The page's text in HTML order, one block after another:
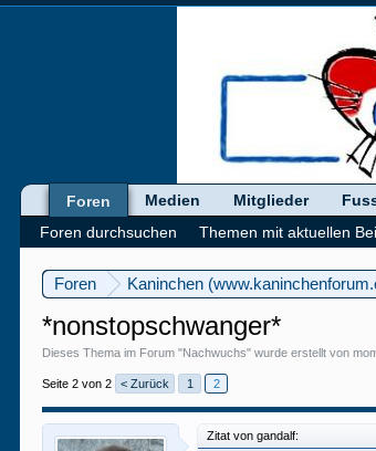
Foren Kaninchen
*nonstopschwanger*
Dieses Thema im Forum "Nachwuchs" wurde erstellt von
Seite 2 von 2 < Zurück 1 2
Zitat von gandalf:
Foren
Foren durchsuchen
Themen mit aktuellen
Medien Mitglieder